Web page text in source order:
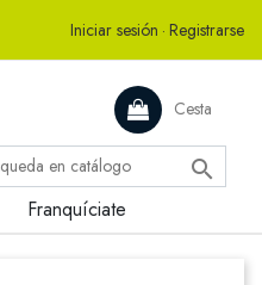
Iniciar sesión · Registrarse
Cesta

Franquíciate